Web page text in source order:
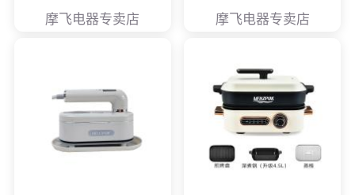
摩飞电器专卖店 摩飞电器专卖店